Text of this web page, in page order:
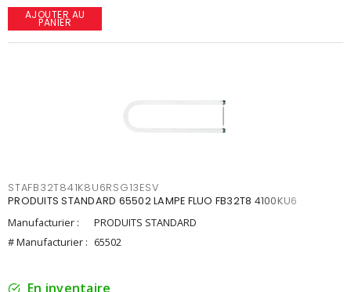
AJOUTER AU
PANIER
STAFB32T841K8U6RSG13ESV
PRODUITS STANDARD 65502 LAMPE FLUO FB32T8 4100KU6
Manufacturier :
PRODUITS STANDARD
# Manufacturier : 65502
En inventaire